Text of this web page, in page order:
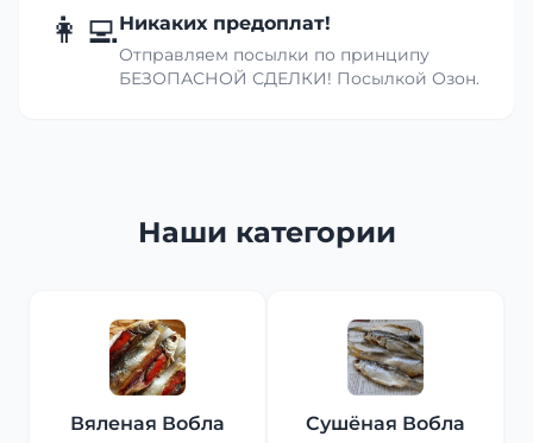
👩‍💻Никаких предоплат!
Отправляем посылки по принципу
БЕЗОПАСНОЙ СДЕЛКИ! Посылкой Озон.
Наши категории
Вяленая Вобла Сушёная Вобла